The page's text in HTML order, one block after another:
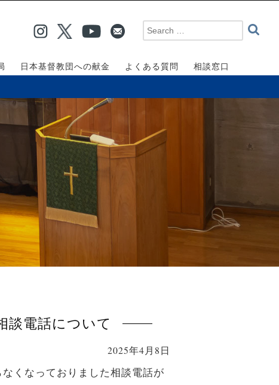
日本基督教団への献金 よくある質問 相談窓口
談電話について
2025年4月8日
くなっておりました相談電話が